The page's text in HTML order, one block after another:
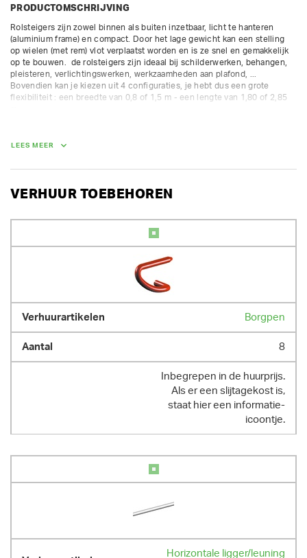
PRODUCTOMSCHRIJVING
Rolsteigers zijn zowel binnen als buiten inzetbaar, licht te hanteren
(aluminium frame) en compact. Door het lage gewicht kan een stelling
op wielen (met rem) vlot verplaatst worden en is ze snel en gemakkelijk
op te bouwen.  de rolsteigers zijn ideaal bij schilderwerken, behangen,
pleisteren, verlichtingswerken, werkzaamheden aan plafond, ...
Bovendien kan je kiezen uit 4 configuraties, je hebt dus een grote
flexibiliteit : een breedte van 0,8 of 1,5 m - een lengte van 1,80 of 2,85
inbegrepen in de prijs.
steigerhoogte: 5,60 m
werkhoogte: 6,35 m
LEES MEER
VERHUUR TOEBEHOREN
Borgpen
8
Inbegrepen in de huurprijs.
Als er een slijtagekost is,
staat hier een informatie-
icoontje.
Horizontale ligger/leuning